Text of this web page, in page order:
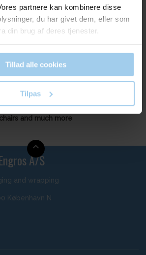
partnere kan kombinere disse
du har givet dem, eller som
din brug af deres tjenester.
Tillad alle cookies
Tilpas
In stock
for the shop and the office:
and much more
A/S
and wrapping
København N